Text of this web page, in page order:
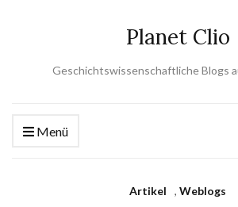
Planet Clio
Geschichtswissenschaftliche Blogs
Menü
Artikel , Weblogs